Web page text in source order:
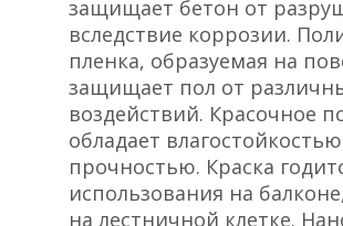
защищает бетон от
вследствие коррозии.
пленка, образуемая на
защищает пол от
воздействий. Красочное
обладает
прочностью. Краска
использования на
налестничной клетке.